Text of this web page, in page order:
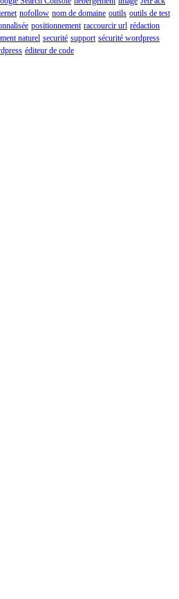
nofollow nom de domaine outils outils de test
positionnement raccourcir url rédaction
naturel securité support sécurité wordpress
éditeur de code